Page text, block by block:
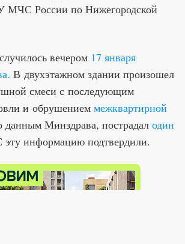
МЧС России по Нижегородской
вечером 17 января
В двухэтажном здании произошел
смеси с последующим
и обрушением межквартирной
данным Минздрава, пострадал один
информацию подтвердили.